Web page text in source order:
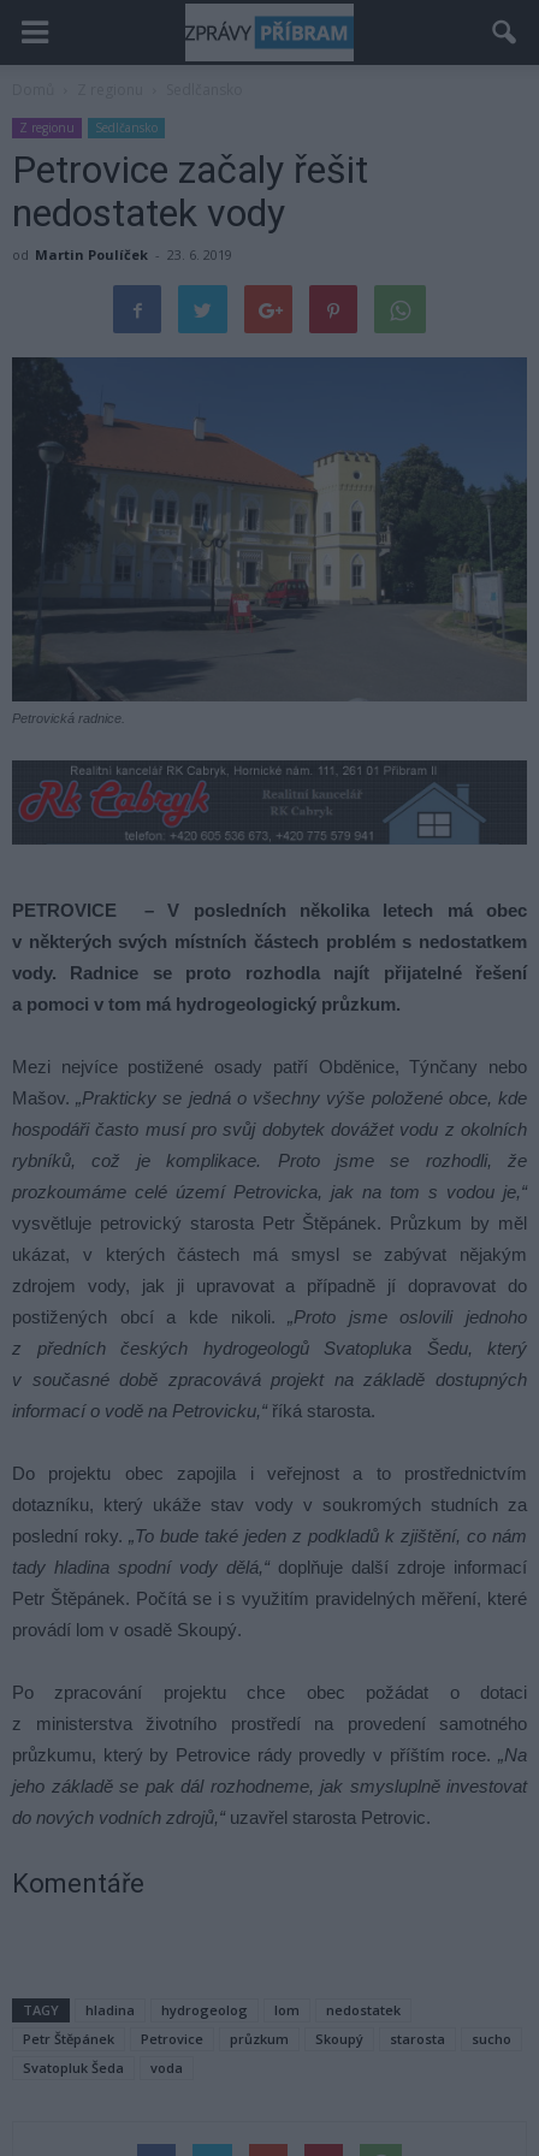
Z regionu Sedlčansko
Petrovice začaly řešit
nedostatek vody
od Martin Poulíček - 23. 6. 2019
Petrovická radnice.
PETROVICE – V posledních několika letech má obec
v některých svých místních částech problém s nedostatkem
vody. Radnice se proto rozhodla najít přijatelné řešení
a pomoci v tom má hydrogeologický průzkum.
Mezi nejvíce postižené osady patří Obděnice, Týnčany nebo
Mašov.„Prakticky se jedná o všechny výše položené obce, kde
hospodáři často musí pro svůj dobytek dovážet vodu z okolních
rybníků, což je komplikace. Proto jsme se rozhodli, že
prozkoumáme celé území Petrovicka, jak na tom s vodou je,“
vysvětluje petrovický starosta Petr Štěpánek. Průzkum by měl
ukázat, v kterých částech má smysl se zabývat nějakým
zdrojem vody, jak ji upravovat a případně jí dopravovat do
postižených obcí a kde nikoli.„Proto jsme oslovili jednoho
z předních českých hydrogeologů Svatopluka Šedu, který
v současné době zpracovává projekt na základě dostupných
informací o vodě na Petrovicku,“ říká starosta.
Do projektu obec zapojila i veřejnost a to prostřednictvím
dotazníku, který ukáže stav vody v soukromých studních za
poslední roky. „To bude také jeden z podkladů k zjištění, co nám
tady hladina spodní vody dělá,“ doplňuje další zdroje informací
Petr Štěpánek. Počítá se i s využitím pravidelných měření, které
provádí lom v osadě Skoupý.
Po zpracování projektu chce obec požádat o dotaci
z ministerstva životního prostředí na provedení samotného
průzkumu, který by Petrovice rády provedly v příštím roce. „Na
jeho základě se pak dál rozhodneme, jak smysluplně investovat
do nových vodních zdrojů,“ uzavřel starosta Petrovic.
Komentáře
TAGY hladina hydrogeolog lom
nedostatek
Petr Štěpánek
Petrovice průzkum Skoupý starosta
sucho
Svatopluk Šeda
voda